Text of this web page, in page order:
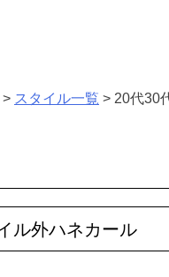
> スタイル一覧 > 20代30
ル外ハネカール